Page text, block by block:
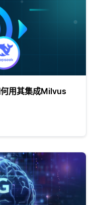
用其集成Milvus